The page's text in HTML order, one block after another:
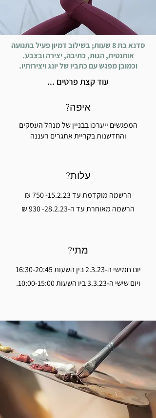
סדנא בת 8 שעות; בשילוב דמיון פעיל בתנועה
אותנטית, הגות, כתיבה, יצירה ובצבע.
וכמובן מפגש עם כתביו של יונג ויצירותיו.
עוד קצת פרטים ...
איפה?
המפגשים ייערכו בבניין של מנהל העסקים
והחדשנות בקריית אתגרים רעננה
עלות?
הרשמה מוקדמת עד15.2.23- 750
₪
הרשמה מאוחרת עד ה-28.2.23- 930 ₪
מתי?
יום חמישי ה-2.3.23 בין השעות 16:30-20:45
ויום שישי ה-3.3.23 ביו השעות 10:00-15:00.